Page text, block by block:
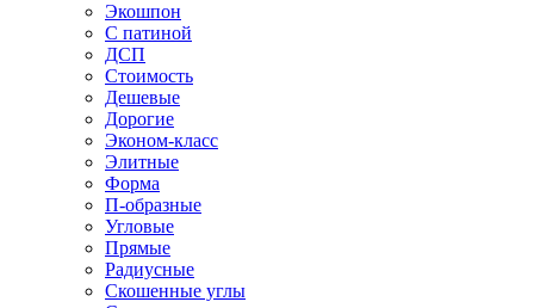
Экошпон
С патиной
ДСП
Стоимость
Дешевые
Дорогие
Эконом-класс
Элитные
Форма
П-образные
Угловые
Прямые
Радиусные
Скошенные углы